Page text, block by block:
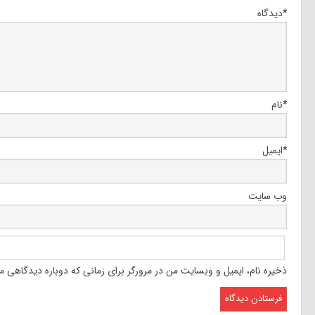
دیدگاه*
نام*
ایمیل*
وب‌ سایت
ذخیره نام، ایمیل و وبسایت من در مرورگر برای زمانی که دوباره